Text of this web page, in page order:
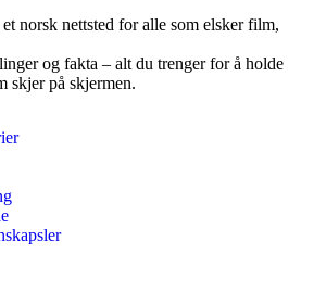
et norsk nettsted for alle som elsker film,
og fakta – alt du trenger for å holde
skjer på skjermen.